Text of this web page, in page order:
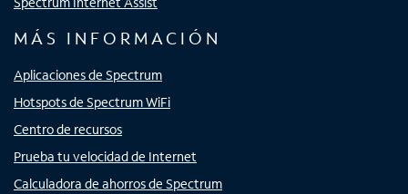
MÁS INFORMACIÓN
Aplicaciones de Spectrum
Hotspots de Spectrum WiFi
Centro de recursos
Prueba tu velocidad de Internet
Calculadora de ahorros de Spectrum